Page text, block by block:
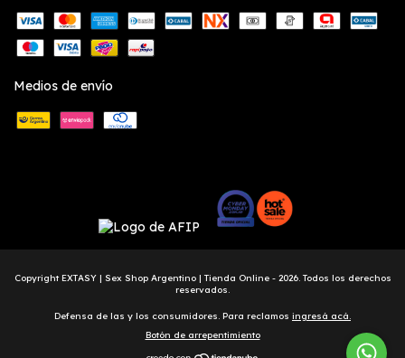
Medios de envío
Copyright EXTASY | Sex Shop Argentino | Tienda Online - 2026. Todos los derechos
reservados.
Defensa de las y los consumidores. Para reclamos ingresá acá.
Botón de arrepentimiento